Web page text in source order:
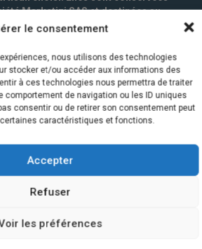
le consentement
nous utilisons des technologies
stocker et/ou accéder aux informations des
à ces technologies nous permettra de traiter
comportement de navigation ou les ID uniques
consentir ou de retirer son consentement peut
caractéristiques et fonctions.
Accepter
Refuser
les préférences
Marketizi SAS et destinées au
*